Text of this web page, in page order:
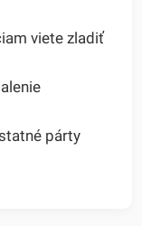
viete zladiť
párty